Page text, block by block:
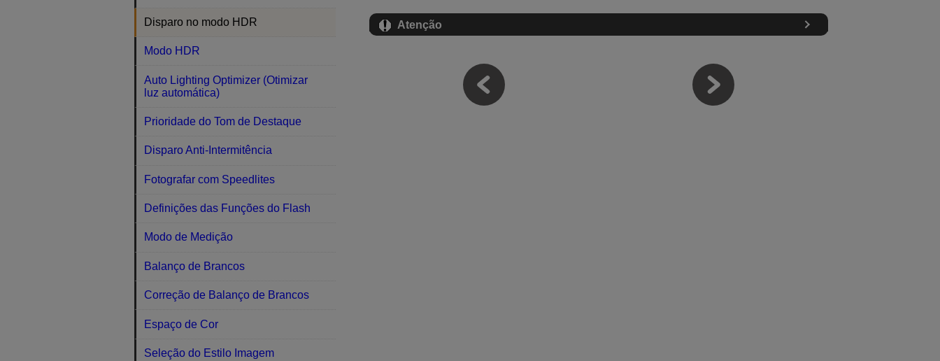
Atenção
Disparo no modo HDR
Modo HDR
Auto Lighting Optimizer (Otimizar
luz automática)
Prioridade do Tom de Destaque
Disparo Anti-Intermitência
Fotografar com Speedlites
Definições das Funções do Flash
Modo de Medição
Balanço de Brancos
Correção de Balanço de Brancos
Espaço de Cor
Seleção do Estilo Imagem